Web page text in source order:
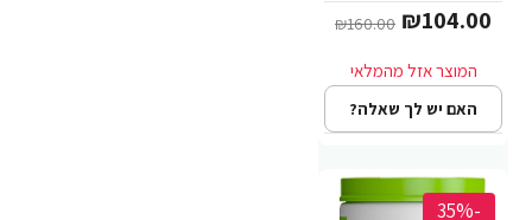
MusclePharm
₪104.00
₪160.00
האם יש לך שאלה?
-35%